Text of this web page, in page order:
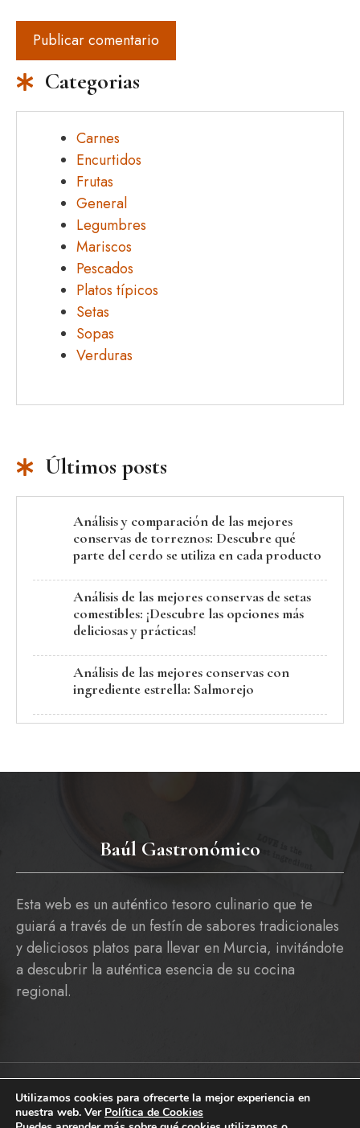
Categorias
Carnes
Encurtidos
Frutas
General
Legumbres
Mariscos
Pescados
Platos típicos
Setas
Sopas
Verduras
Últimos posts
Análisis y comparación de las mejores
conservas de torreznos: Descubre qué
parte del cerdo se utiliza en cada producto
Análisis de las mejores conservas de setas
comestibles: ¡Descubre las opciones más
deliciosas y prácticas!
Análisis de las mejores conservas con
ingrediente estrella: Salmorejo
Baúl Gastronómico
Esta web es un auténtico tesoro culinario que te
guiará a través de un festín de sabores tradicionales
y deliciosos platos para llevar en Murcia, invitándote
a descubrir la auténtica esencia de su cocina
regional.
Copyright © 2026 baulgastronomico.es
Pólitica De CookiesPolítica De Privacidad Y Aviso Legal
Utilizamos cookies para ofrecerte la mejor experiencia en
nuestra web. Ver Política de Cookies